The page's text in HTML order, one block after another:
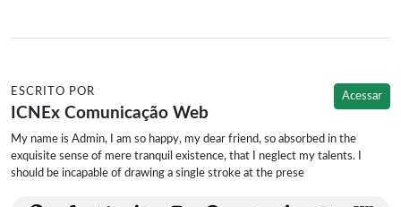
Acessar
ESCRITO POR
ICNEx Comunicação Web
My name is Admin, I am so happy, my dear friend, so absorbed in the
exquisite sense of mere tranquil existence, that I neglect my talents. I
should be incapable of drawing a single stroke at the prese